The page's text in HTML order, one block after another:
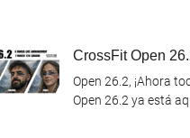
CrossFit Open
Open 26.2, ¡Ahora
Open 26.2 ya está